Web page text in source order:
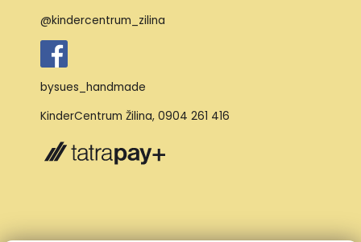
@kindercentrum_zilina
bysues_handmade
KinderCentrum Žilina, 0904 261 416